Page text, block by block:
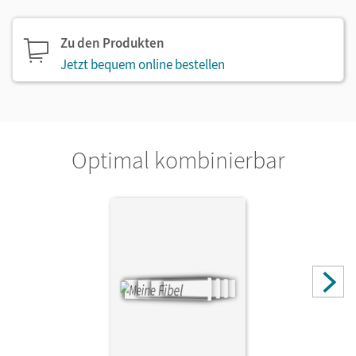
Zu den Produkten
Jetzt bequem online bestellen
Optimal kombinierbar